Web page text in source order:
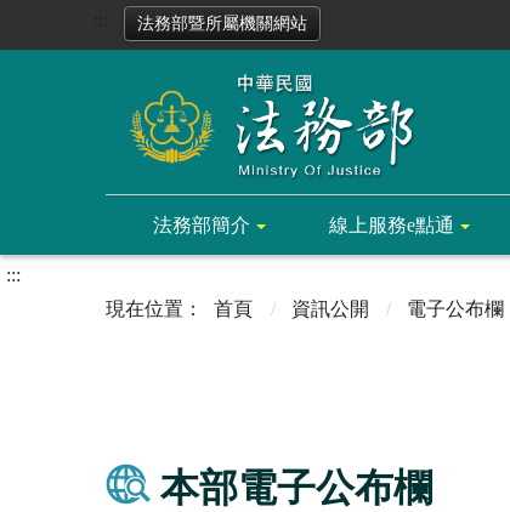
法務部暨所屬機關網站
法務部簡介 線上服務e點通
:::
首頁
資訊公開 電子公布欄
本部電子公布欄